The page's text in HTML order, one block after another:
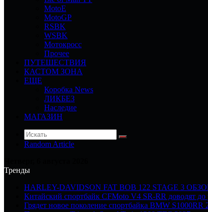
MotoE
MotoGP
RSBK
WSBK
Мотокросс
Прочее
ПУТЕШЕСТВИЯ
КАСТОМ ЗОНА
ЕЩЕ
Коробка News
ЛИКБЕЗ
Наследие
МАГАЗИН
Random Article
Тренды
HARLEY-DAVIDSON FAT BOB 122 STAGE 3
Китайский спортбайк CFMoto V4 SR-RR доводят до
Грядет новое поколение спортбайка BMW S1000RR